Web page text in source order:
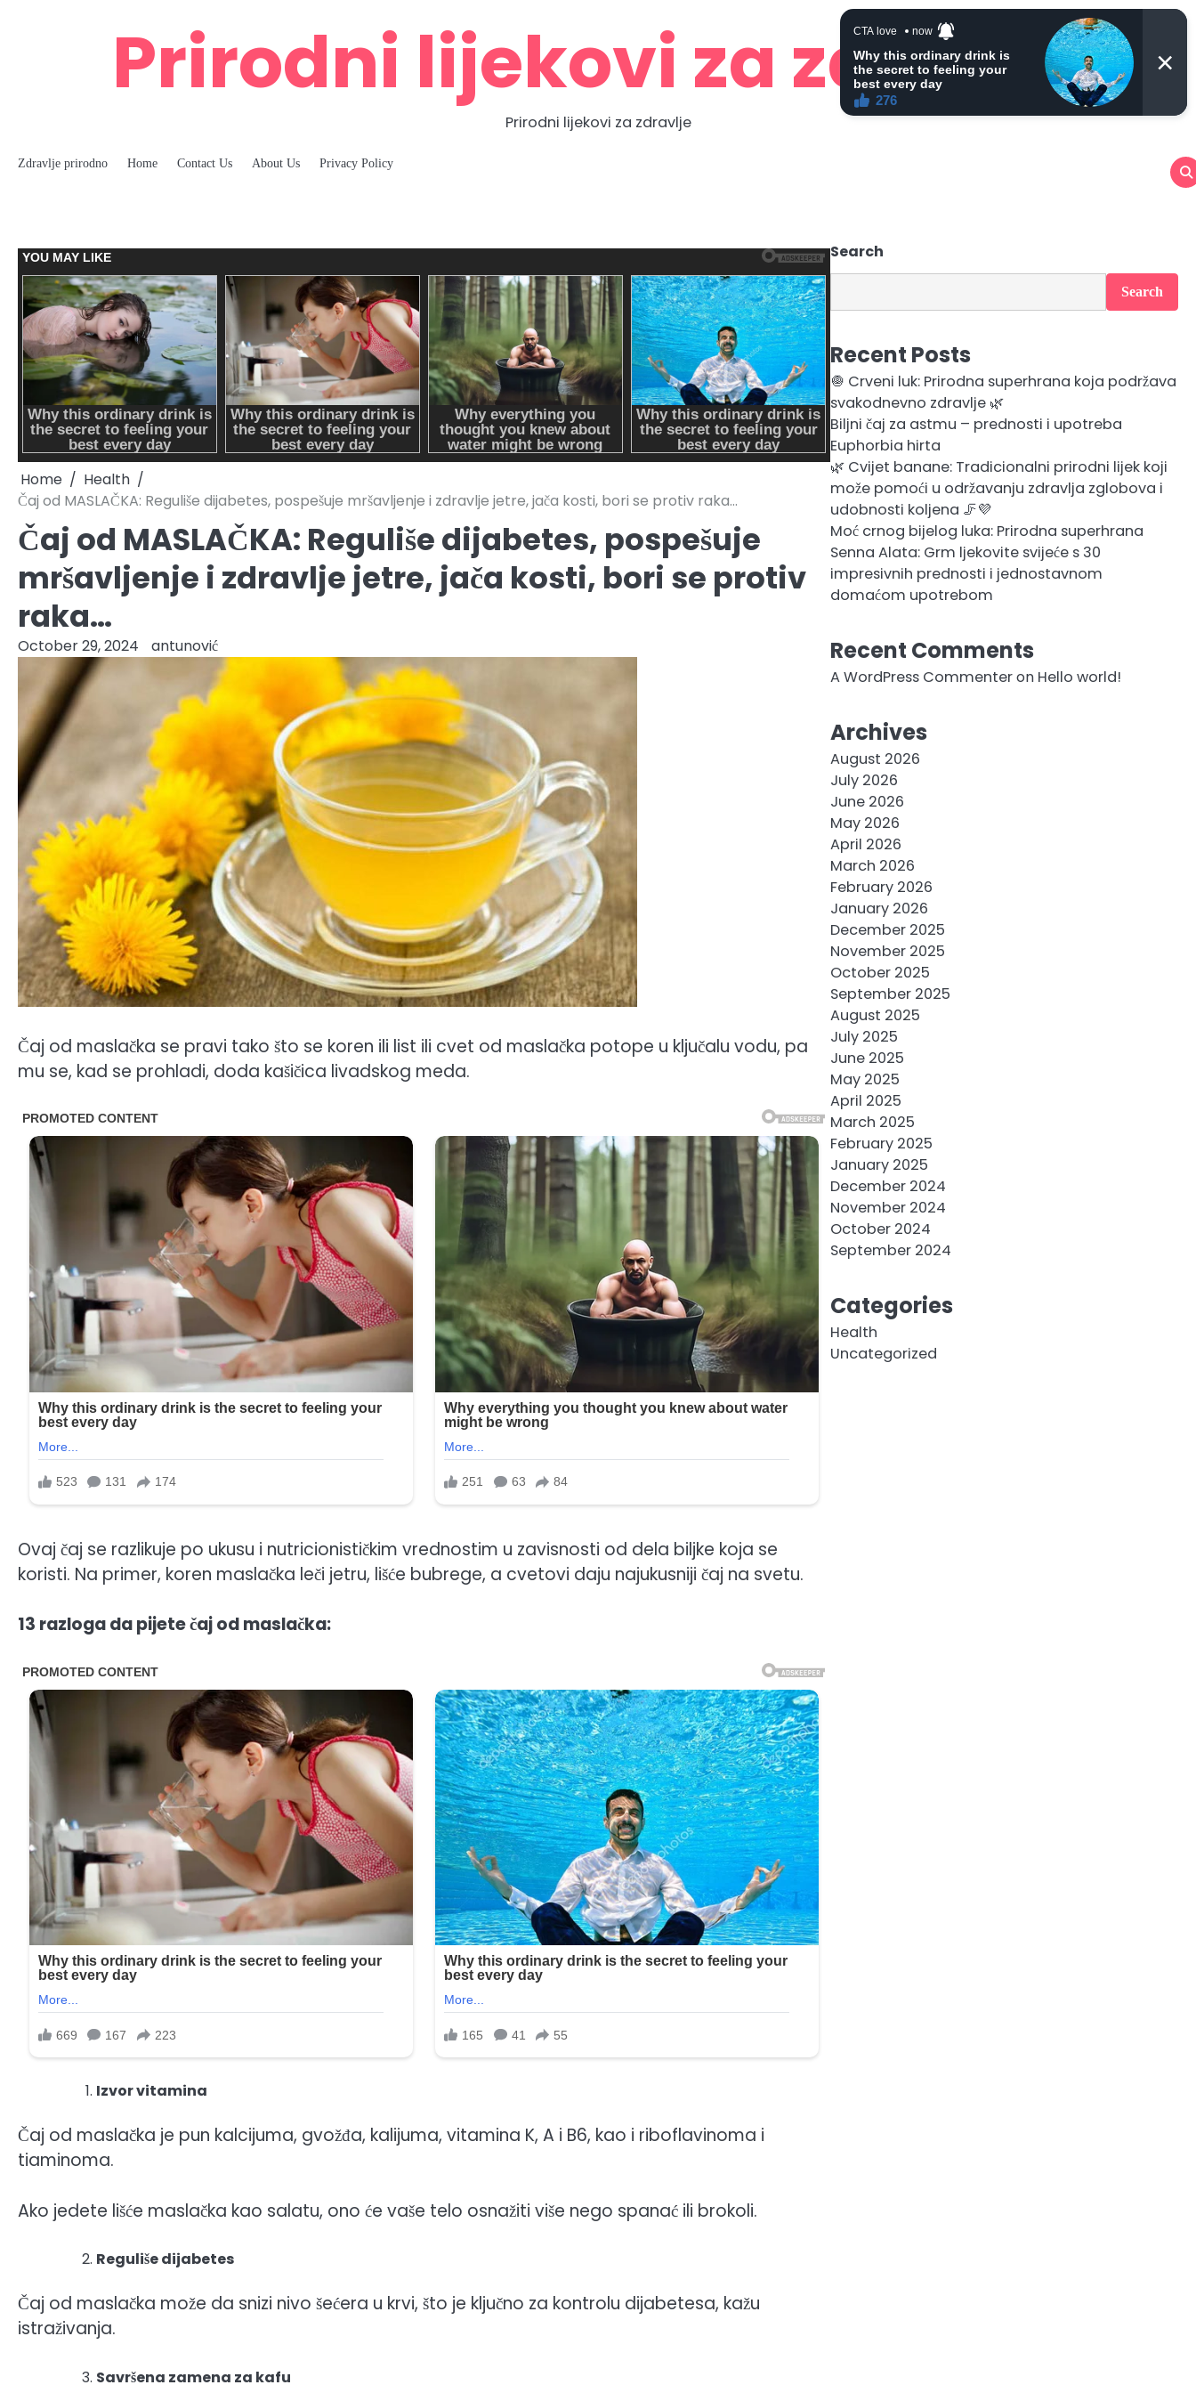
Prirodni lijekovi za zdravlje
Prirodni lijekovi za zdravlje
Zdravlje prirodno Home Contact Us About Us Privacy Policy
Home
Health
Čaj od MASLAČKA: Reguliše dijabetes, pospešuje mršavljenje i zdravlje jetre, jača kosti, bori se protiv raka…
Čaj od MASLAČKA: Reguliše dijabetes, pospešuje
mršavljenje i zdravlje jetre, jača kosti, bori se protiv
raka…
October 29, 2024 antunović
Čaj od maslačka se pravi tako što se koren ili list ili cvet od maslačka potope u ključalu vodu, pa
mu se, kad se prohladi, doda kašičica livadskog meda.
Ovaj čaj se razlikuje po ukusu i nutricionističkim vrednostim u zavisnosti od dela biljke koja se
koristi. Na primer, koren maslačka leči jetru, lišće bubrege, a cvetovi daju najukusniji čaj na svetu.
13 razloga da pijete čaj od maslačka:
Izvor vitamina
Čaj od maslačka je pun kalcijuma, gvožđa, kalijuma, vitamina K, A i B6, kao i riboflavinoma i
tiaminoma.
Ako jedete lišće maslačka kao salatu, ono će vaše telo osnažiti više nego spanać ili brokoli.
Reguliše dijabetes
Čaj od maslačka može da snizi nivo šećera u krvi, što je ključno za kontrolu dijabetesa, kažu
istraživanja.
Savršena zamena za kafu
Search
Search
Recent Posts
🧅 Crveni luk: Prirodna superhrana koja podržava
svakodnevno zdravlje 🌿
Biljni čaj za astmu – prednosti i upotreba
Euphorbia hirta
🌿 Cvijet banane: Tradicionalni prirodni lijek koji
može pomoći u održavanju zdravlja zglobova i
udobnosti koljena 🦵💜
Moć crnog bijelog luka: Prirodna superhrana
Senna Alata: Grm ljekovite svijeće s 30
impresivnih prednosti i jednostavnom
domaćom upotrebom
Recent Comments
A WordPress Commenteron Hello world!
Archives
August 2026
July 2026
June 2026
May 2026
April 2026
March 2026
February 2026
January 2026
December 2025
November 2025
October 2025
September 2025
August 2025
July 2025
June 2025
May 2025
April 2025
March 2025
February 2025
January 2025
December 2024
November 2024
October 2024
September 2024
Categories
Health
Uncategorized